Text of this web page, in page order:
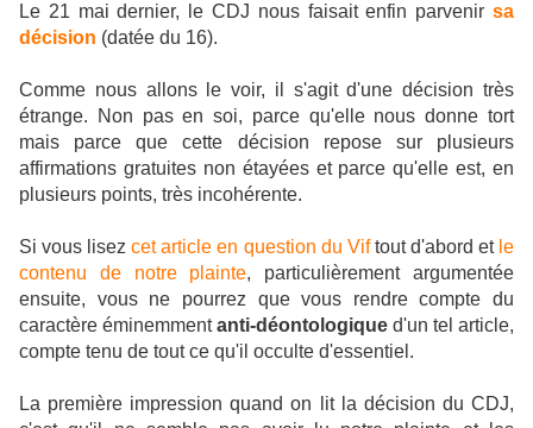
Le 21 mai dernier, le CDJ nous faisait enfin parvenir sa
décision (datée du 16).
Comme nous allons le voir, il s'agit d'une décision très
étrange. Non pas en soi, parce qu'elle nous donne tort
mais parce que cette décision repose sur plusieurs
affirmations gratuites non étayées et parce qu'elle est, en
plusieurs points, très incohérente.
Si vous lisezcet article en question du Viftout d'abord et le
contenu de notre plainte, particulièrement argumentée
ensuite, vous ne pourrez que vous rendre compte du
caractère éminemmentanti-déontologique d'un tel article,
compte tenu de tout ce qu'il occulte d'essentiel.
La première impression quand on lit la décision du CDJ,